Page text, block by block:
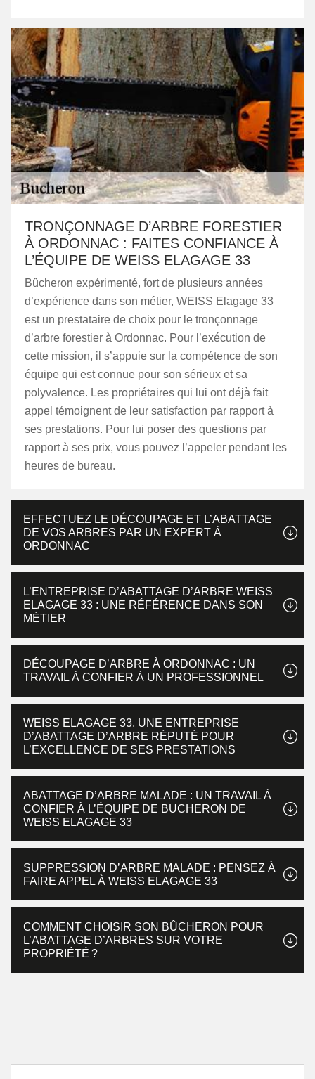
TRONÇONNAGE D’ARBRE FORESTIER
À ORDONNAC : FAITES CONFIANCE À
L’ÉQUIPE DE WEISS ELAGAGE 33
Bûcheron expérimenté, fort de plusieurs années
d’expérience dans son métier, WEISS Elagage 33
est un prestataire de choix pour le tronçonnage
d’arbre forestier à Ordonnac. Pour l’exécution de
cette mission, il s’appuie sur la compétence de son
équipe qui est connue pour son sérieux et sa
polyvalence. Les propriétaires qui lui ont déjà fait
appel témoignent de leur satisfaction par rapport à
ses prestations. Pour lui poser des questions par
rapport à ses prix, vous pouvez l’appeler pendant les
heures de bureau.
EFFECTUEZ LE DÉCOUPAGE ET L’ABATTAGE
DE VOS ARBRES PAR UN EXPERT À
ORDONNAC
L’ENTREPRISE D’ABATTAGE D’ARBRE WEISS
ELAGAGE 33 : UNE RÉFÉRENCE DANS SON
MÉTIER
DÉCOUPAGE D’ARBRE À ORDONNAC : UN
TRAVAIL À CONFIER À UN PROFESSIONNEL
WEISS ELAGAGE 33, UNE ENTREPRISE
D’ABATTAGE D’ARBRE RÉPUTÉ POUR
L’EXCELLENCE DE SES PRESTATIONS
ABATTAGE D’ARBRE MALADE : UN TRAVAIL À
CONFIER À L’ÉQUIPE DE BUCHERON DE
WEISS ELAGAGE 33
SUPPRESSION D’ARBRE MALADE : PENSEZ À
FAIRE APPEL À WEISS ELAGAGE 33
COMMENT CHOISIR SON BÛCHERON POUR
L’ABATTAGE D’ARBRES SUR VOTRE
PROPRIÉTÉ ?